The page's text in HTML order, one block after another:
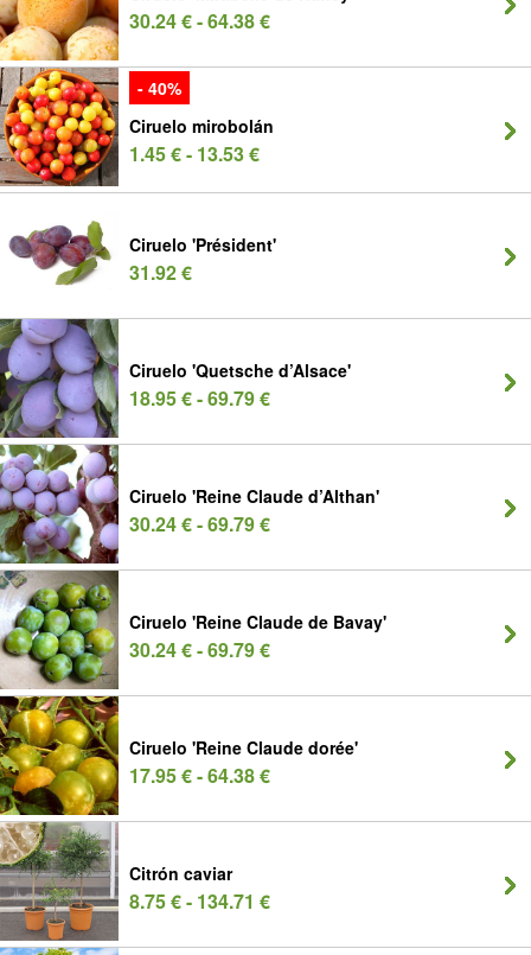
30.24 € - 64.38 €
- 40%
Ciruelo mirobolán
1.45 € - 13.53 €
Ciruelo 'Président'
31.92 €
Ciruelo 'Quetsche d’Alsace'
18.95 € - 69.79 €
Ciruelo 'Reine Claude d’Althan'
30.24 € - 69.79 €
Ciruelo 'Reine Claude de Bavay'
30.24 € - 69.79 €
Ciruelo 'Reine Claude dorée'
17.95 € - 64.38 €
Citrón caviar
8.75 € - 134.71 €